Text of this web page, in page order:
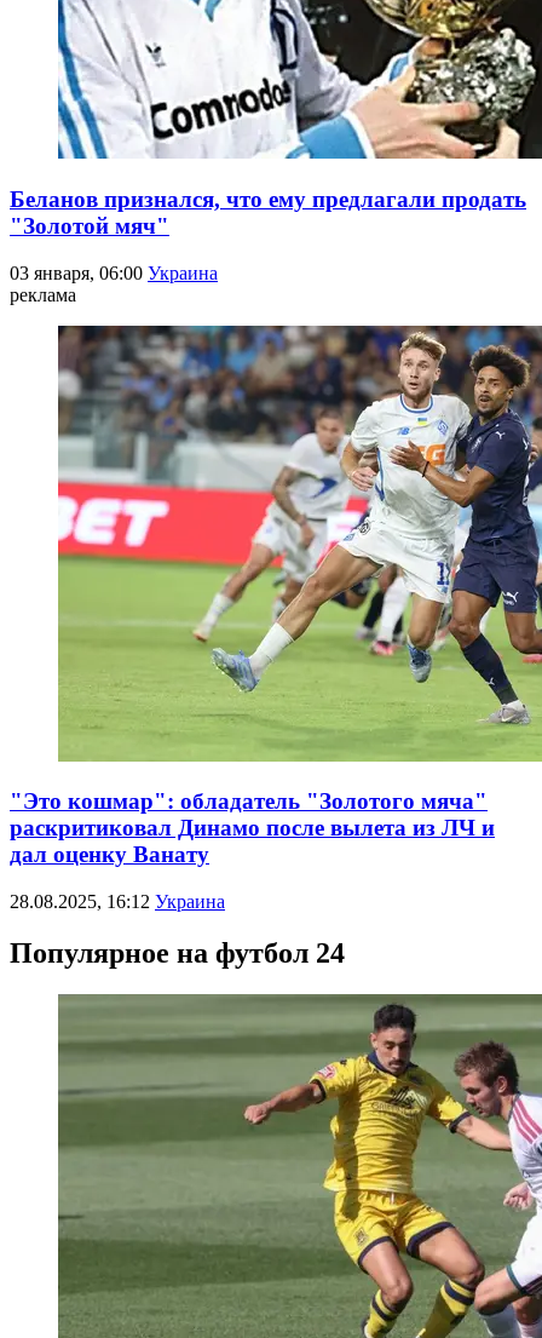
Беланов признался, что ему предлагали продать
"Золотой мяч"
03 января, 06:00 Украина
реклама
"Это кошмар": обладатель "Золотого мяча"
раскритиковал Динамо после вылета из ЛЧ и
дал оценку Ванату
28.08.2025, 16:12 Украина
Популярное на футбол 24